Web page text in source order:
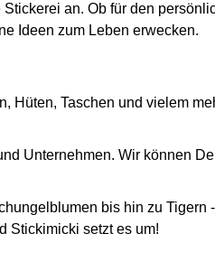
an. Ob für den
Ideen zum Leben erwecken.
Hüten, Taschen und vielem
Unternehmen. Wir können
bis hin zu
Stickimicki setzt es um!